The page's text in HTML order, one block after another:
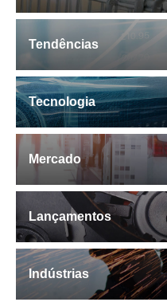
Tendências
Tecnologia
Mercado
Lançamentos
Indústrias